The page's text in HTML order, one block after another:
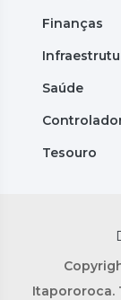
Finanças
Saúde
Tesouro
Itapororoca.